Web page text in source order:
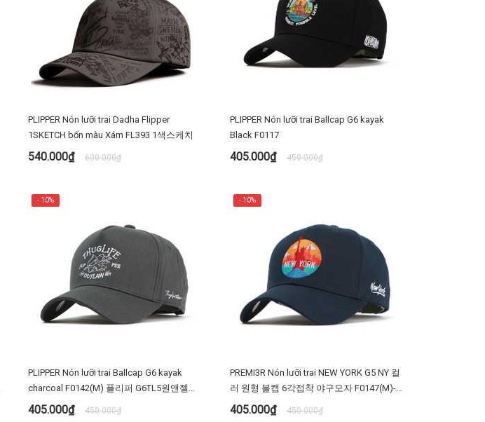
PLIPPER Nón lưỡi trai Dadha Flipper
1SKETCH bốn màu Xám FL393 1색스케치
540.000₫ 600.000₫
PLIPPER Nón lưỡi trai Ballcap G6 kayak
Black F0117
405.000₫ 450.000₫
- 10%
PLIPPER Nón lưỡi trai Ballcap G6 kayak
charcoal F0142(M) 플리퍼 G6TL5원앤젤
F0142 차콜 D타입 볼캡 야구 모자 빅사이즈
405.000₫ 450.000₫
- 10%
PREMI3R Nón lưỡi trai NEW YORK G5 NY 컬
러 원형 볼캡 6각접착 야구모자 F0147(M)-
Màu đen
405.000₫ 450.000₫